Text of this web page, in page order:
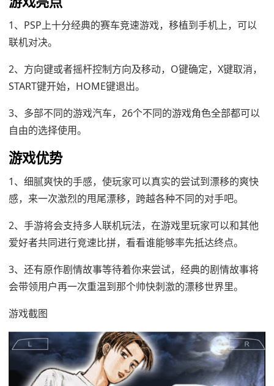
1、PSP上十分经典的赛车竞速游戏，移植到手机上，可以
联机对决。
2、方向键或者摇杆控制方向及移动，O键确定，X键取消，
START键开始，HOME键退出。
3、多部不同的游戏汽车，26个不同的游戏角色全部都可以
自由的选择使用。
游戏优势
1、细腻爽快的手感，使玩家可以真实的尝试到漂移的爽快
感，来一次激烈的甩尾漂移，跨越各种不同的对手吧。
2、手游将会支持多人联机玩法，在游戏里玩家可以和其他
爱好者共同进行竞速比拼，看看谁能够率先抵达终点。
3、还有原作剧情故事等待着你来尝试，经典的剧情故事将
会带领用户再一次重温到那个帅快刺激的漂移世界里。
游戏截图